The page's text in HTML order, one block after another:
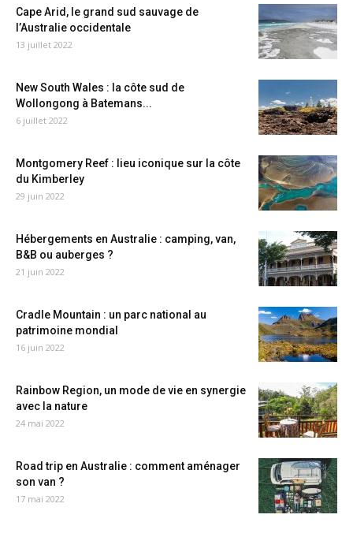
Cape Arid, le grand sud sauvage de
l’Australie occidentale
13 juillet 2022
New South Wales : la côte sud de
Wollongong à Batemans...
6 juillet 2022
Montgomery Reef : lieu iconique sur la côte
du Kimberley
29 juin 2022
Hébergements en Australie : camping, van,
B&B ou auberges ?
21 juin 2022
Cradle Mountain : un parc national au
patrimoine mondial
16 juin 2022
Rainbow Region, un mode de vie en synergie
avec la nature
24 mai 2022
Road trip en Australie : comment aménager
son van ?
17 mai 2022